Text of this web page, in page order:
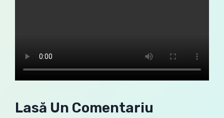
Lasă Un Comentariu